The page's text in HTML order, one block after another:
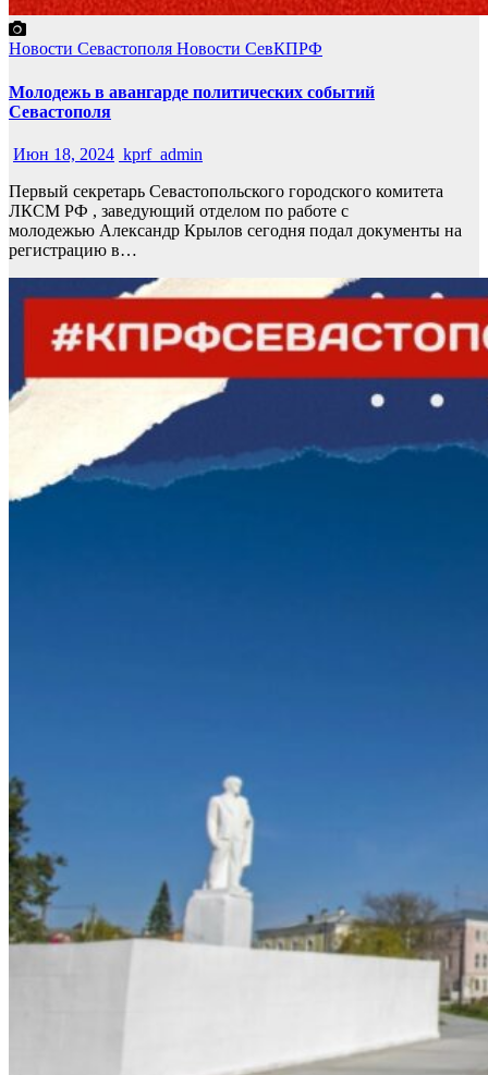
Новости Севастополя Новости СевКПРФ
Молодежь в авангарде политических событий
Севастополя
Июн 18, 2024 kprf_admin
Первый секретарь Севастопольского городского комитета
ЛКСМ РФ , заведующий отделом по работе с
молодежью Александр Крылов сегодня подал документы на
регистрацию в…